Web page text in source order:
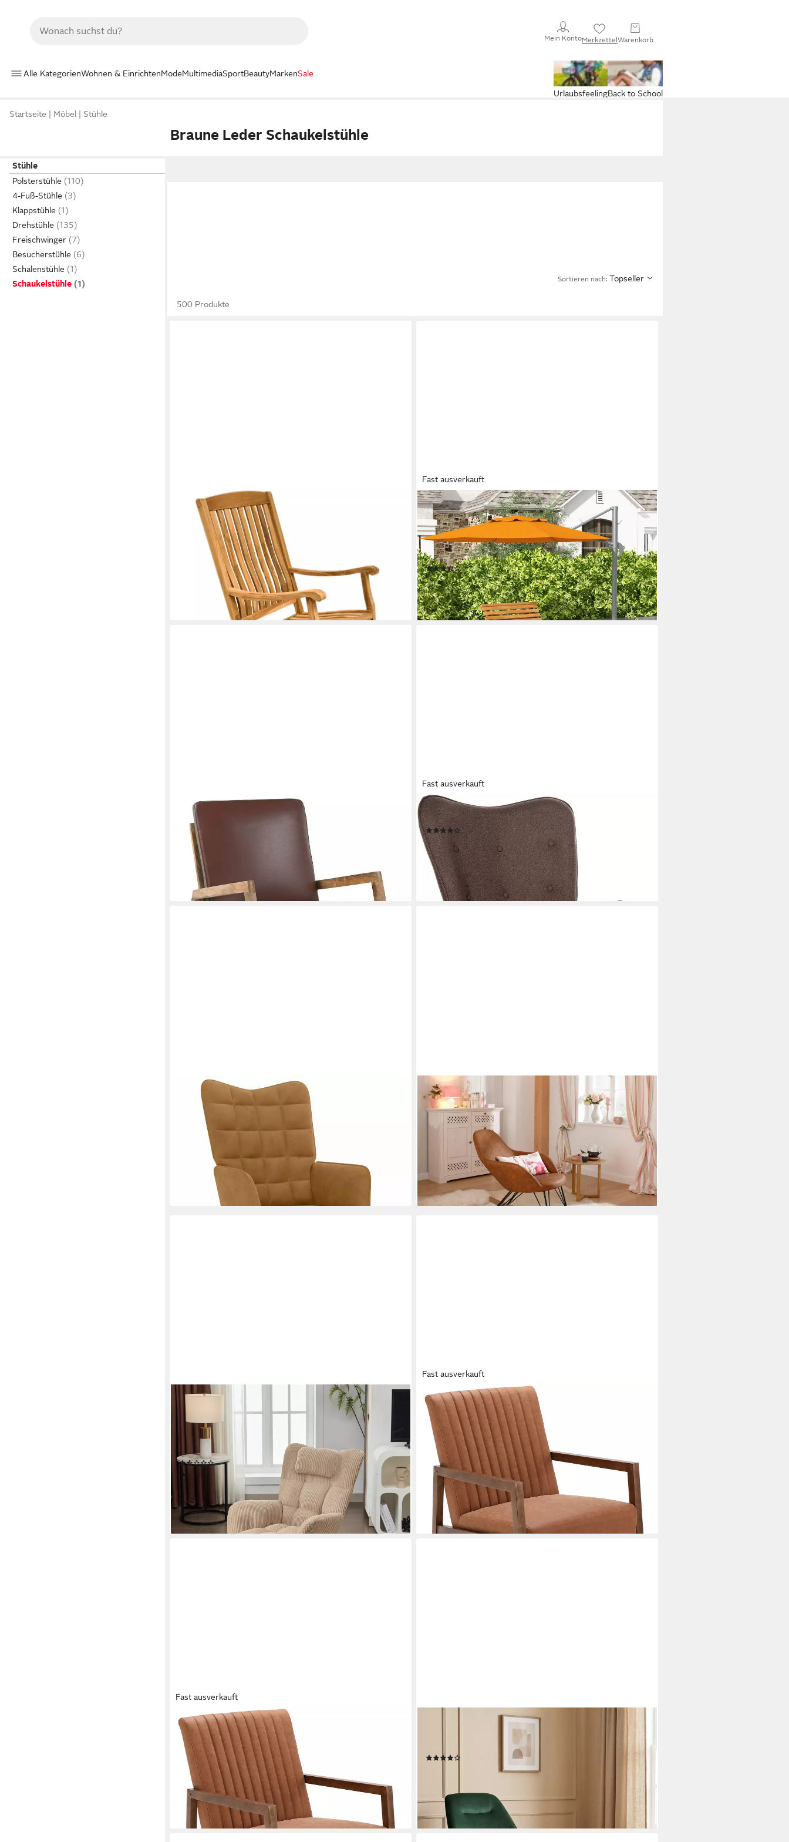
Mein KontoMerkzettelWarenkorb
Alle KategorienWohnen & EinrichtenModeMultimediaSportBeautyMarkenSale
Back to School
Urlaubsfeeling
Startseite Möbel Stühle
Braune Leder Schaukelstühle
Stühle
Polsterstühle
4-Fuß-Stühle
Klappstühle
Drehstühle
Freischwinger
Besucherstühle
Schalenstühle
Schaukelstühle
Sortieren nach: Topseller
500 Produkte
ENDORPHIN
Schaukelstuhl Teakholz Schaukelstuhl – stilvolle
Entspannung indoor & outdoor
299,00 €
lieferbar - in 3-4 Werktagen bei dir
Fast ausverkauft
OUTSUNNY
Schaukelstuhl Schaukelliege Holz Ergonomisch
Schwingstuhl mit S-Form, Kippschutz (Gartenliege, 1 St),
bis 120 kg belastbar für Balkon, Terrasse, Hellbraun, 130 x
60 x 60 cm
(3)
92,99 € UVP179,90 €
-48%
lieferbar - in 2-3 Werktagen bei dir
VIDAXL
Schaukelstuhl Schaukelstuhl Braun Echtleder und
Massivholz
ab 253,99 €
lieferbar - in 4-5 Werktagen bei dir
Fast ausverkauft
CLP
Schaukelstuhl Sanka Stoff, mit Holzkufen und Metallgestell
(12)
129,90 € UVP208,90 €
-38%
lieferbar - in 2-3 Werktagen bei dir
VIDAXL
Schaukelstuhl Schaukelstuhl Braun Samt (1 St)
ab 113,99 €
lieferbar - in 4-5 Werktagen bei dir
OTTO HOME
Schaukelstuhl Tampa, Metallbeine mit Holzkufen,
gemütlicher Relaxsessel
279,99 € UVP899,99 €
lieferbar in 2 Wochen
MERAX
Schaukelsessel Schwingsessel aus Cord-Sessel in Braun
(102x65x92 cm, 1-St., Armlehnsessel mit
Massivholzrahmen), Schaukelstuhl mit Rückenlehne
Nackenkissen Fußstütze Seitentasche
(3)
139,99 € 289,99 €
lieferbar - in 5-6 Werktagen bei dir
Fast ausverkauft
WAHSON OFFICE CHAIRS
Schaukelstuhl Lederbezug Schaukelstuhl Sessel
175,99 €
UVP259,99 €
-32%
lieferbar - in 3-4 Werktagen bei dir
Fast ausverkauft
WAHSON OFFICE CHAIRS
Schaukelstuhl Lederbezug Schaukelstuhl Sessel
175,99 €
UVP259,99 €
-32%
lieferbar - in 3-4 Werktagen bei dir
Schaukelstuhl Schaukelstuhl Wohnzimmer Samt
Schaukelsessel Lendenkissen Relaxsessel, samt,Stillsessel
529,99 €
lieferbar - in 2-3 Werktagen bei dir